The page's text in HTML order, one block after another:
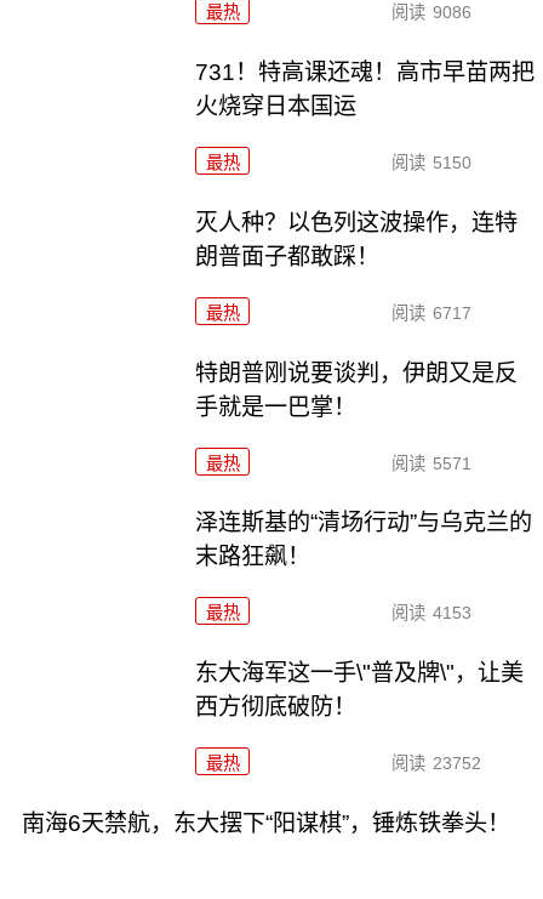
最热 阅读 9086
731！特高课还魂！高市早苗两把
火烧穿日本国运
最热 阅读 5150
灭人种？以色列这波操作，连特
朗普面子都敢踩！
最热 阅读 6717
特朗普刚说要谈判，伊朗又是反
手就是一巴掌！
最热 阅读 5571
泽连斯基的“清场行动”与乌克兰的
末路狂飙！
最热 阅读 4153
东大海军这一手\"普及牌\"，让美
西方彻底破防！
最热 阅读 23752
南海6天禁航，东大摆下“阳谋棋”，锤炼铁拳头！